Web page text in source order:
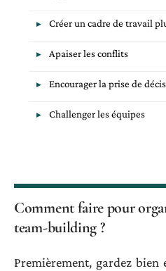
Créer un cadre de travail
Apaiser les conflits
Encourager la prise de
Challenger les équipes
Comment faire pour
team-building ?
Premièrement, gardez bien